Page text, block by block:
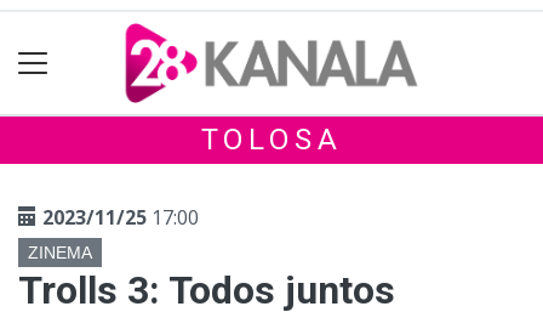
TOLOSA
2023/11/25 17:00
ZINEMA
Trolls 3: Todos juntos